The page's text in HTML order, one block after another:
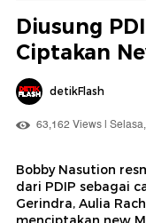
Diusung
Ciptakan
detikFlash
63,162 Views |
Bobby Nasution
dari PDIP sebagai
Gerindra, Aulia